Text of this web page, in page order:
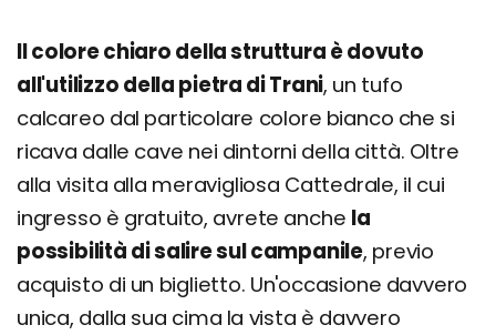
Il colore chiaro della struttura è dovuto
all'utilizzo della pietra di Trani, un tufo
calcareo dal particolare colore bianco che si
ricava dalle cave nei dintorni della città. Oltre
alla visita alla meravigliosa Cattedrale, il cui
ingresso è gratuito, avrete anche la
possibilità di salire sul campanile, previo
acquisto di un biglietto. Un'occasione davvero
unica, dalla sua cima la vista è davvero